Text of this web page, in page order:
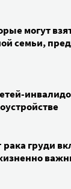
могут
семьи,
рака груди